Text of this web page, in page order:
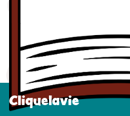
Cliquelavie